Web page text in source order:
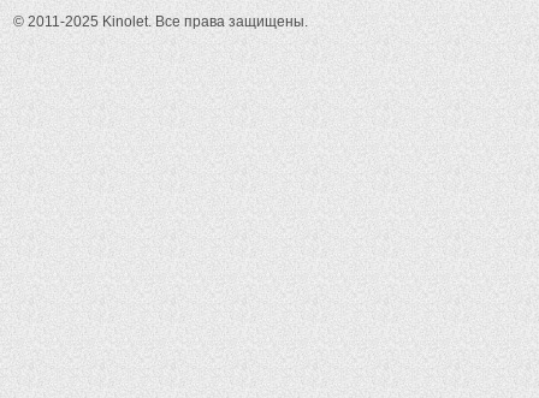
© 2011-2025 Kinolet. Все права защищены.